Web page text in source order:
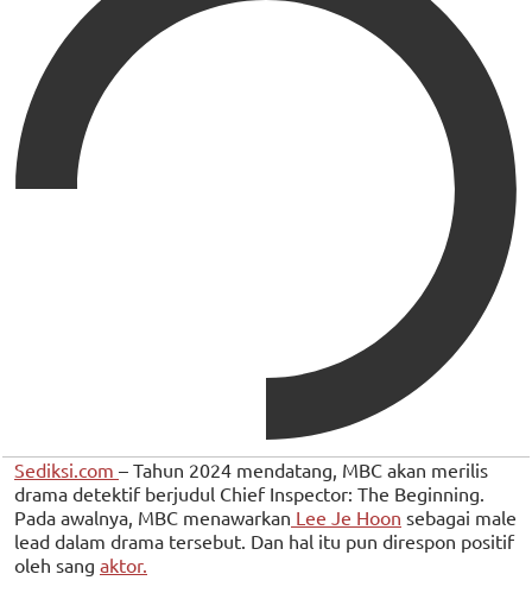
Sediksi.com – Tahun 2024 mendatang, MBC akan merilis
drama detektif berjudul Chief Inspector: The Beginning.
Pada awalnya, MBC menawarkan Lee Je Hoon sebagai male
lead dalam drama tersebut. Dan hal itu pun direspon positif
oleh sang aktor.